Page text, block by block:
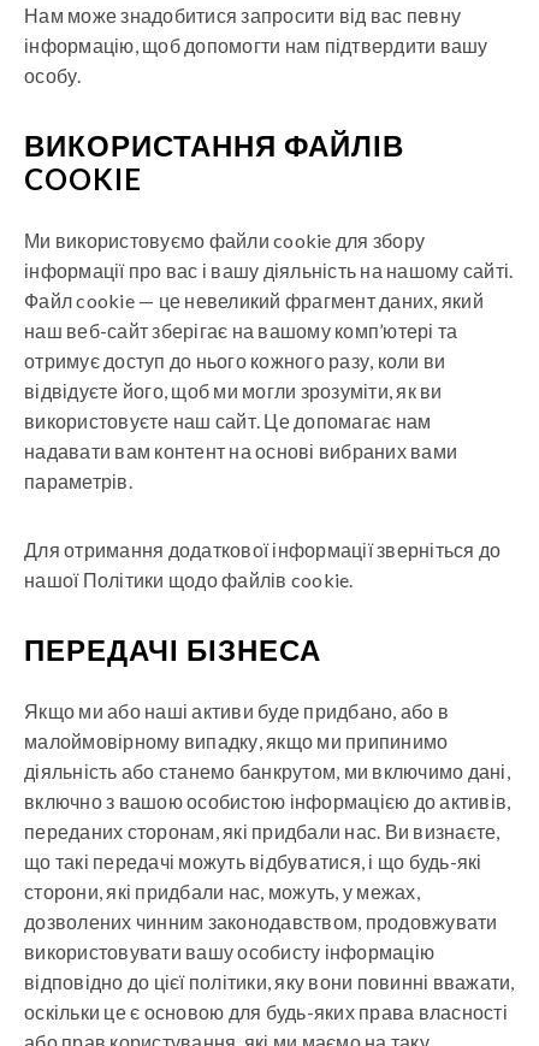
Нам може знадобитися запросити від вас певну
інформацію, щоб допомогти нам підтвердити вашу
особу.
ВИКОРИСТАННЯ ФАЙЛІВ
COOKIE
Ми використовуємо файли cookie для збору
інформації про вас і вашу діяльність на нашому сайті.
Файл cookie — це невеликий фрагмент даних, який
наш веб-сайт зберігає на вашому комп’ютері та
отримує доступ до нього кожного разу, коли ви
відвідуєте його, щоб ми могли зрозуміти, як ви
використовуєте наш сайт. Це допомагає нам
надавати вам контент на основі вибраних вами
параметрів.
Для отримання додаткової інформації зверніться до
нашої Політики щодо файлів cookie.
ПЕРЕДАЧІ БІЗНЕСА
Якщо ми або наші активи буде придбано, або в
малоймовірному випадку, якщо ми припинимо
діяльність або станемо банкрутом, ми включимо дані,
включно з вашою особистою інформацією до активів,
переданих сторонам, які придбали нас. Ви визнаєте,
що такі передачі можуть відбуватися, і що будь-які
сторони, які придбали нас, можуть, у межах,
дозволених чинним законодавством, продовжувати
використовувати вашу особисту інформацію
відповідно до цієї політики, яку вони повинні вважати,
оскільки це є основою для будь-яких права власності